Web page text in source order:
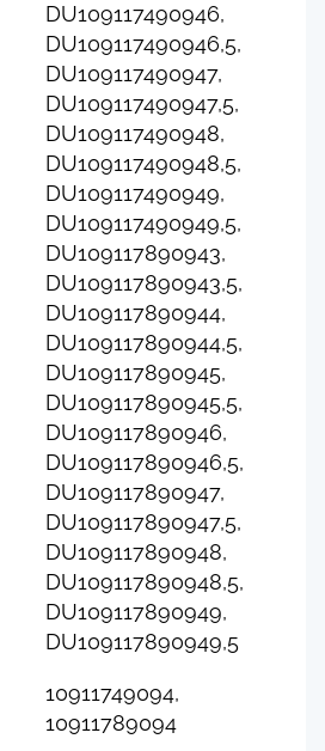
DU109117490946,
DU109117490946,5,
DU109117490947,
DU109117490947,5,
DU109117490948,
DU109117490948,5,
DU109117490949,
DU109117490949,5,
DU109117890943,
DU109117890943,5,
DU109117890944,
DU109117890944,5,
DU109117890945,
DU109117890945,5,
DU109117890946,
DU109117890946,5,
DU109117890947,
DU109117890947,5,
DU109117890948,
DU109117890948,5,
DU109117890949,
DU109117890949,5
10911749094,
10911789094